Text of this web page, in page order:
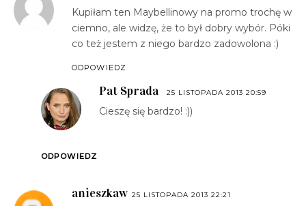
Kupiłam ten Maybellinowy na promo trochę w
ciemno, ale widzę, że to był dobry wybór. Póki
co też jestem z niego bardzo zadowolona :)
ODPOWIEDZ
Pat Sprada 25 LISTOPADA 2013 20:59
Cieszę się bardzo! :))
ODPOWIEDZ
anieszkaw 25 LISTOPADA 2013 22:21